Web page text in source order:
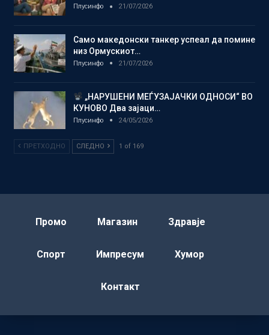
Плусинфо 21/07/2026
Само македонски танкер успеал да помине
низ Ормускиот…
Плусинфо 21/07/2026
„НАРУШЕНИ МЕЃУЗАЈАЧКИ ОДНОСИ“ ВО
КУНОВО Два зајаци…
Плусинфо 24/05/2026
ПРЕТХОДНО СЛЕДНО 1 of 169
Промо Магазин Здравје
Спорт Импресум Хумор
Контакт